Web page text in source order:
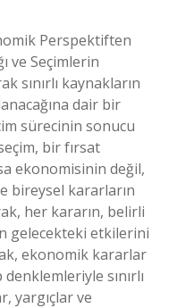
Perspektiften
ve Seçimlerin
sınırlı kaynakların
dair bir
sürecinin sonucu
bir fırsat
ekonomisinin değil,
bireysel kararların
her kararın, belirli
gelecekteki etkilerini
ekonomik kararlar
sınırlı
yargıçlar ve